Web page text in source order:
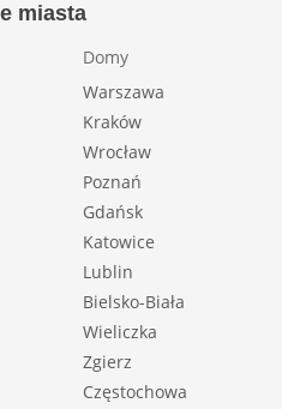
miasta
Domy
Warszawa
Kraków
Wrocław
Poznań
Gdańsk
Katowice
Lublin
Bielsko-Biała
Wieliczka
Zgierz
Częstochowa